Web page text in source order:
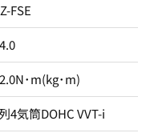
FSE
･m(kg･m)
4気筒DOHC VVT-i